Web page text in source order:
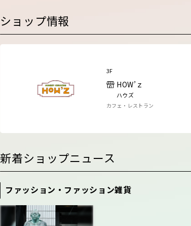
ショップ情報
3F
HOW’ｚ
ハウズ
カフェ・レストラン
新着ショップニュース
ファッション・ファッション雑貨